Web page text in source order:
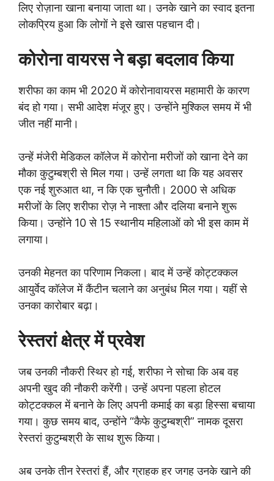
लिए रोज़ाना खाना बनाया जाता था। उनके खाने का स्वाद इतना
लोकप्रिय हुआ कि लोगों ने इसे खास पहचान दी।
कोरोना वायरस ने बड़ा बदलाव किया
शरीफा का काम भी 2020 में कोरोनावायरस महामारी के कारण
बंद हो गया। सभी आदेश मंजूर हुए। उन्होंने मुश्किल समय में भी
जीत नहीं मानी।
उन्हें मंजेरी मेडिकल कॉलेज में कोरोना मरीजों को खाना देने का
मौका कुटुम्बश्री से मिल गया। उन्हें लगता था कि यह अवसर
एक नई शुरुआत था, न कि एक चुनौती। 2000 से अधिक
मरीजों के लिए शरीफा रोज़ ने नाश्ता और दलिया बनाने शुरू
किया। उन्होंने 10 से 15 स्थानीय महिलाओं को भी इस काम में
लगाया।
उनकी मेहनत का परिणाम निकला। बाद में उन्हें कोट्टक्कल
आयुर्वेद कॉलेज में कैंटीन चलाने का अनुबंध मिल गया। यहीं से
उनका कारोबार बढ़ा।
रेस्तरां क्षेत्र में प्रवेश
जब उनकी नौकरी स्थिर हो गई, शरीफा ने सोचा कि अब वह
अपनी खुद की नौकरी करेंगी। उन्हें अपना पहला होटल
कोट्टक्कल में बनाने के लिए अपनी कमाई का बड़ा हिस्सा बचाया
गया। कुछ समय बाद, उन्होंने “कैफे कुटुम्बश्री” नामक दूसरा
रेस्तरां कुटुम्बश्री के साथ शुरू किया।
अब उनके तीन रेस्तरां हैं, और ग्राहक हर जगह उनके खाने की